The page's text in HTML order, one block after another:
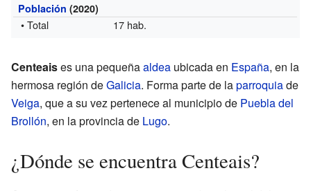
Población (2020)
• Total 17 hab.
Centeaises una pequeñaaldea ubicada en España, en la
hermosa región deGalicia. Forma parte de laparroquiade
Veiga, que a su vez pertenece al municipio de Puebla del
Brollón, en la provincia de Lugo.
¿Dónde se encuentra Centeais?